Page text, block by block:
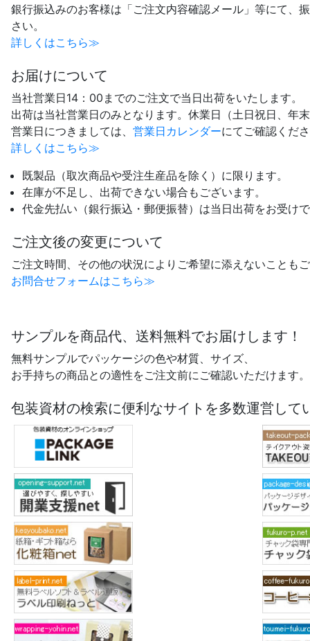
銀行振込みのお客様は「ご注文内容確認メール」等にて、
さい。
詳しくはこちら≫
お届けについて
当社営業日14：00までのご注文で当日出荷をいたします。
出荷は当社営業日のみとなります。休業日（土日祝日、年
営業日につきましては、 営業日カレンダーにてご確認くだ
詳しくはこちら≫
既製品（取次商品や受注生産品を除く）に限ります。
在庫が不足し、出荷できない場合もございます。
代金先払い（銀行振込・郵便振替）は当日出荷をお受け
ご注文後の変更について
ご注文時間、その他の状況によりご希望に添えないことも
お問合せフォームはこちら≫
サンプルを商品代、送料無料でお届けします！
無料サンプルでパッケージの色や材質、サイズ、
お手持ちの商品との適性をご注文前にご確認いただけます。
包装資材の検索に便利なサイトを多数運営して